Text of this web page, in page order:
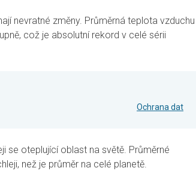
nevratné změny. Průměrná teplota vzduchu
což je absolutní rekord v celé sérii
Ochrana dat
se oteplující oblast na světě. Průměrné
než je průměr na celé planetě.